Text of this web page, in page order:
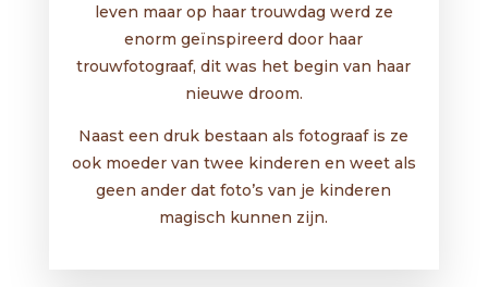
leven maar op haar trouwdag werd ze
enorm geïnspireerd door haar
trouwfotograaf, dit was het begin van haar
nieuwe droom.
Naast een druk bestaan als fotograaf is ze
ook moeder van twee kinderen en weet als
geen ander dat foto’s van je kinderen
magisch kunnen zijn.